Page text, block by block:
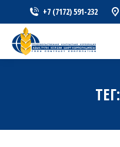
+7 (7172) 591-232
ТЕГ: